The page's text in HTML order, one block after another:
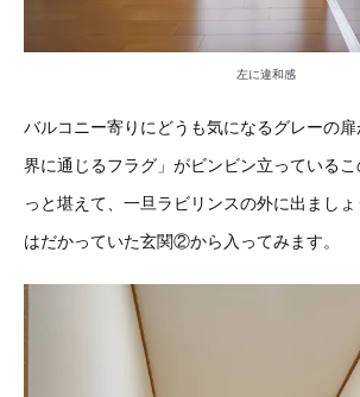
左に違和感
バルコニー寄りにどうも気になるグレーの
界に通じるフラグ」がビンビン立っている
っと堪えて、一旦ラビリンスの外に出まし
はだかっていた玄関②から入ってみます。